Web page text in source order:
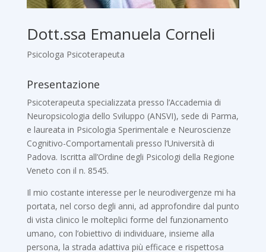
Dott.ssa Emanuela Corneli
Psicologa Psicoterapeuta
Presentazione
Psicoterapeuta specializzata presso l’Accademia di
Neuropsicologia dello Sviluppo (ANSVI), sede di Parma,
e laureata in Psicologia Sperimentale e Neuroscienze
Cognitivo-Comportamentali presso l’Università di
Padova. Iscritta all’Ordine degli Psicologi della Regione
Veneto con il n. 8545.
Il mio costante interesse per le neurodivergenze mi ha
portata, nel corso degli anni, ad approfondire dal punto
di vista clinico le molteplici forme del funzionamento
umano, con l’obiettivo di individuare, insieme alla
persona, la strada adattiva più efficace e rispettosa